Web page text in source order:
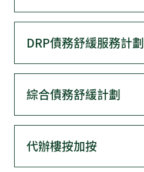
DRP債務舒緩服務計劃
綜合債務舒緩計劃
代辦樓按加按